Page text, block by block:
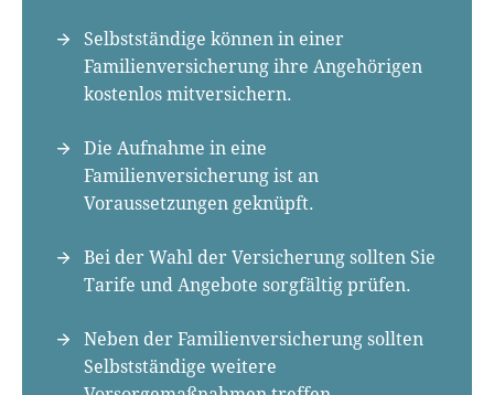
Gründer.de Teil der deutschen
Gründerlandschaft. Seine Mission:
Gründerinnen und Gründern praxisnahe
geben. Das tut er als Chefredakteur,
Podcast-Host, Webinar-Moderator und auf
unserem YouTube-Kanal.
Er ist Interviewpartner in anderen Medien
und verfasst Fachbeiträge zu
Selbstständige können in einer
Familienversicherung ihre Angehörigen
kostenlos mitversichern.
Die Aufnahme in eine
Familienversicherung ist an
Voraussetzungen geknüpft.
Bei der Wahl der Versicherung sollten Sie
Tarife und Angebote sorgfältig prüfen.
Neben der Familienversicherung sollten
Selbstständige weitere